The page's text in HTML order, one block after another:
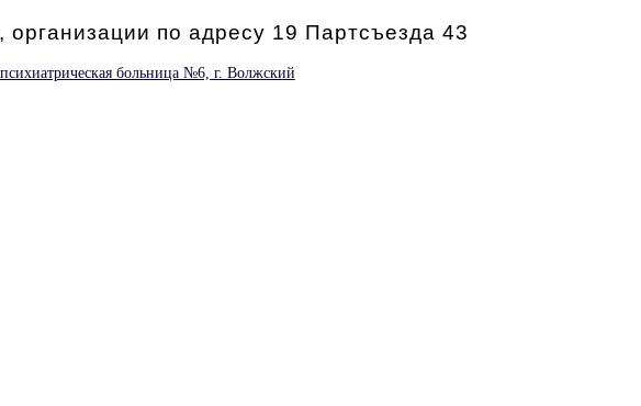
организации по адресу 19 Партсъезда 43
психиатрическая больница №6, г. Волжский